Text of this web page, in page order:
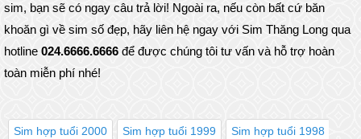
sim, bạn sẽ có ngay câu trả lời! Ngoài ra, nếu còn bất cứ băn
khoăn gì về sim số đẹp, hãy liên hệ ngay với Sim Thăng Long qua
hotline 024.6666.6666 để được chúng tôi tư vấn và hỗ trợ hoàn
toàn miễn phí nhé!
Sim hợp tuổi 2000 Sim hợp tuổi 1999 Sim hợp tuổi 1998